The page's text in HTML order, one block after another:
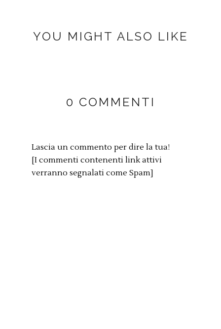
YOU MIGHT ALSO LIKE
0 COMMENTI
Lascia un commento per dire la tua!
[I commenti contenenti link attivi
verranno segnalati come Spam]